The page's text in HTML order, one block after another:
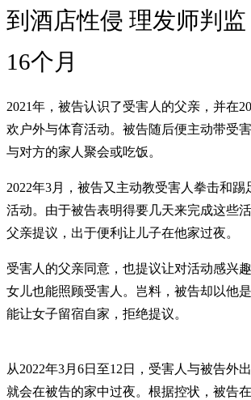
到酒店性侵 理发师判监
16个月
2021年，被告认识了受害人的父亲，并在
欢户外与体育活动。被告随后便主动带受
与对方的家人聚会或吃饭。
2022年3月，被告又主动教受害人拳击和踢
活动。由于被告表明得要几天来完成这些
父亲提议，出于便利让儿子在他家过夜。
受害人的父亲同意，也提议让对活动感兴
女儿也能照顾受害人。岂料，被告却以他
能让女子留宿自家，拒绝提议。
从2022年3月6日至12日，受害人与被告外
就会在被告的家中过夜。根据控状，被告